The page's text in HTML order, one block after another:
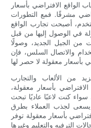
الواقع الافتراضي بأسعار
مشرقًا. فمع التطورات
أصبحت تجارب الواقع
في الوصول إليها من قبل
الجيل الجديد، وصولًا
والاتصال السلس، فإن
من الألعاب والتجارب
الافتراضي بأسعار معقولة،
سواء كنت لاعبًا عاديًا تبحث
لجذب العملاء بطرق
بأسعار معقولة توفر